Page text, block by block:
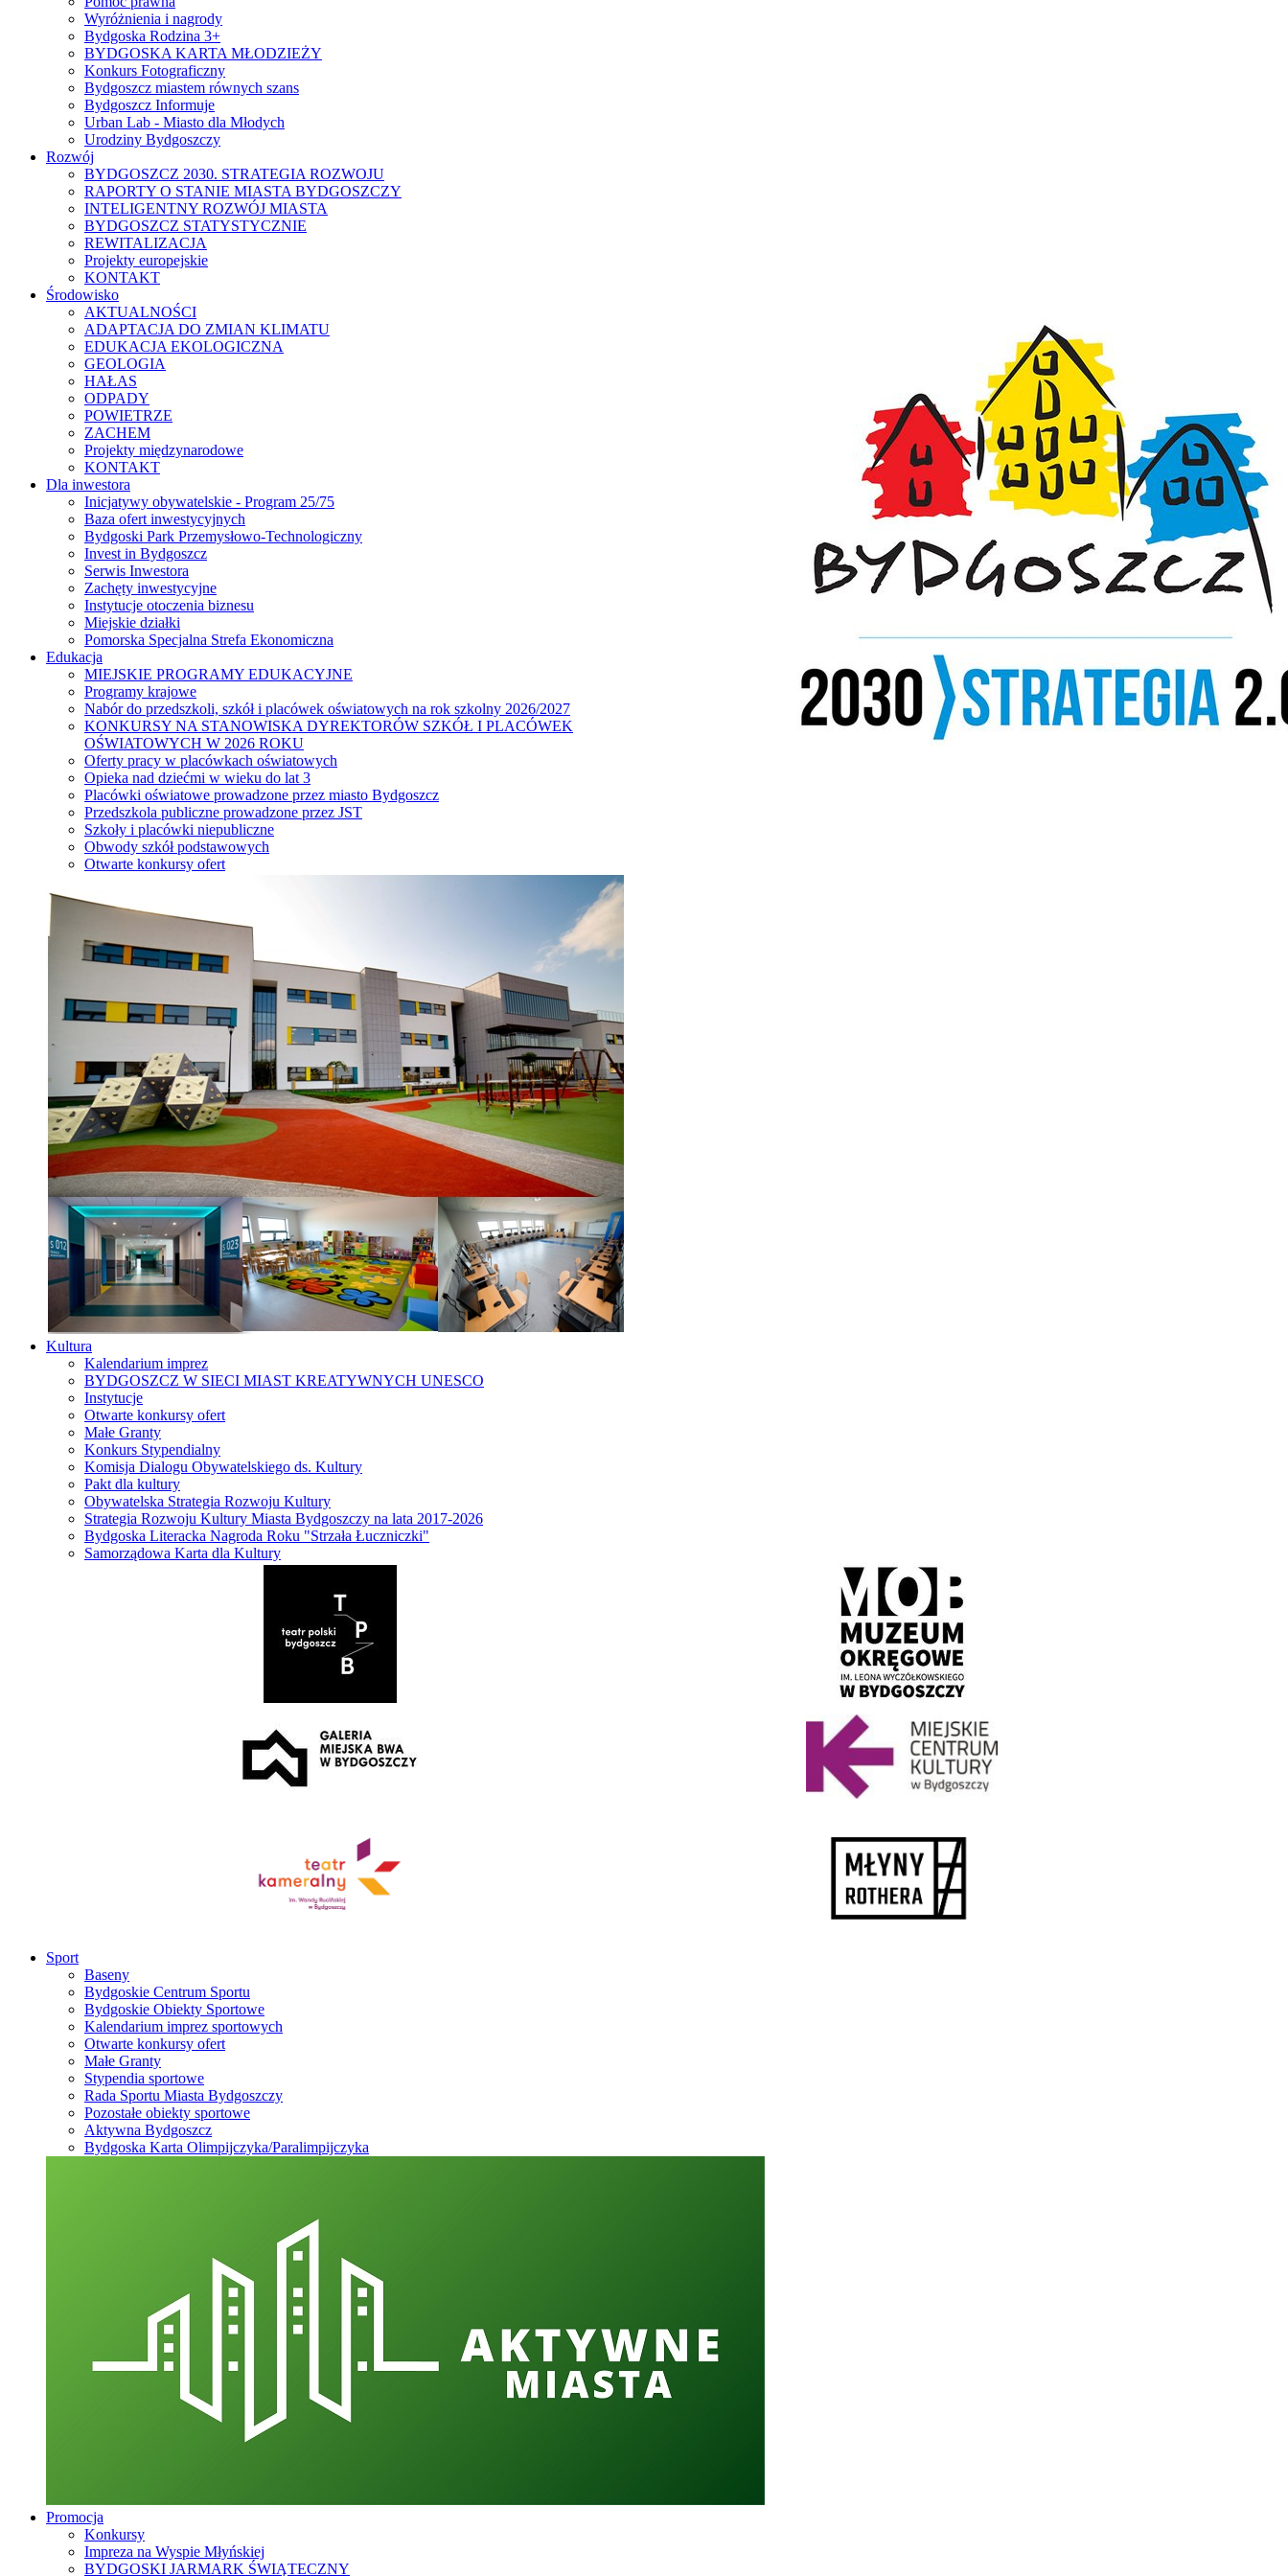
Wyróżnienia i nagrody
Bydgoska Rodzina 3+
BYDGOSKA KARTA MŁODZIEŻY
Konkurs Fotograficzny
Bydgoszcz miastem równych szans
Bydgoszcz Informuje
Urban Lab - Miasto dla Młodych
Urodziny Bydgoszczy
Rozwój
BYDGOSZCZ 2030. STRATEGIA ROZWOJU
RAPORTY O STANIE MIASTA BYDGOSZCZY
INTELIGENTNY ROZWÓJ MIASTA
BYDGOSZCZ STATYSTYCZNIE
REWITALIZACJA
Projekty europejskie
KONTAKT
Środowisko
AKTUALNOŚCI
ADAPTACJA DO ZMIAN KLIMATU
EDUKACJA EKOLOGICZNA
GEOLOGIA
HAŁAS
ODPADY
POWIETRZE
ZACHEM
Projekty międzynarodowe
KONTAKT
Dla inwestora
Inicjatywy obywatelskie - Program 25/75
Baza ofert inwestycyjnych
Bydgoski Park Przemysłowo-Technologiczny
Invest in Bydgoszcz
Serwis Inwestora
Zachęty inwestycyjne
Instytucje otoczenia biznesu
Miejskie działki
Pomorska Specjalna Strefa Ekonomiczna
Edukacja
MIEJSKIE PROGRAMY EDUKACYJNE
Programy krajowe
Nabór do przedszkoli, szkół i placówek oświatowych na rok szkolny 2026/2027
KONKURSY NA STANOWISKA DYREKTORÓW SZKÓŁ I PLACÓWEK
OŚWIATOWYCH W 2026 ROKU
Oferty pracy w placówkach oświatowych
Opieka nad dziećmi w wieku do lat 3
Placówki oświatowe prowadzone przez miasto Bydgoszcz
Przedszkola publiczne prowadzone przez JST
Szkoły i placówki niepubliczne
Obwody szkół podstawowych
Otwarte konkursy ofert
Kultura
Kalendarium imprez
BYDGOSZCZ W SIECI MIAST KREATYWNYCH UNESCO
Instytucje
Otwarte konkursy ofert
Małe Granty
Konkurs Stypendialny
Komisja Dialogu Obywatelskiego ds. Kultury
Pakt dla kultury
Obywatelska Strategia Rozwoju Kultury
Strategia Rozwoju Kultury Miasta Bydgoszczy na lata 2017-2026
Bydgoska Literacka Nagroda Roku "Strzała Łuczniczki"
Samorządowa Karta dla Kultury
Sport
Baseny
Bydgoskie Centrum Sportu
Bydgoskie Obiekty Sportowe
Kalendarium imprez sportowych
Otwarte konkursy ofert
Małe Granty
Stypendia sportowe
Rada Sportu Miasta Bydgoszczy
Pozostałe obiekty sportowe
Aktywna Bydgoszcz
Bydgoska Karta Olimpijczyka/Paralimpijczyka
Promocja
Konkursy
Impreza na Wyspie Młyńskiej
BYDGOSKI JARMARK ŚWIĄTECZNY